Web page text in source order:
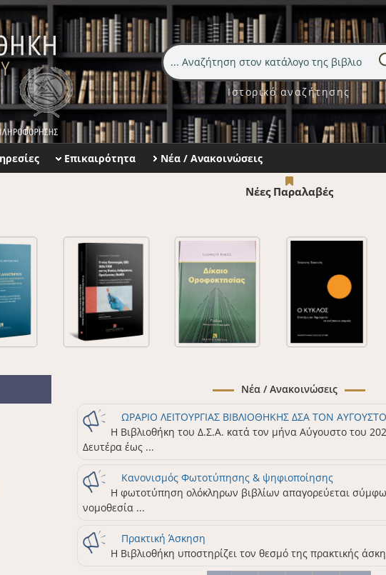
Ιστορικό αναζήτησης
Επικαιρότητα Νέα / Ανακοινώσεις
Νέες Παραλαβές
Νέα / Ανακοινώσεις
ΩΡΑΡΙΟ ΛΕΙΤΟΥΡΓΙΑΣ ΒΙΒΛΙΟΘΗΚΗΣ ΔΣΑ ΤΟΝ
Η Βιβλιοθήκη του Δ.Σ.Α. κατά τον μήνα Αύγουστο του
Δευτέρα έως ...
Κανονισμός Φωτοτύπησης & ψηφιοποίησης
Η φωτοτύπηση ολόκληρων βιβλίων απαγορεύεται
νομοθεσία ...
Πρακτική Άσκηση
Η Βιβλιοθήκη υποστηρίζει τον θεσμό της πρακτικής